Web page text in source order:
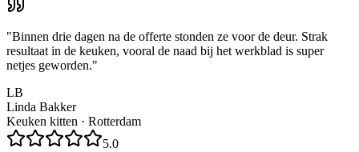
"Binnen drie dagen na de offerte stonden ze voor de deur. Strak
resultaat in de keuken, vooral de naad bij het werkblad is super
netjes geworden."
LB
Linda Bakker
Keuken kitten · Rotterdam
5.0